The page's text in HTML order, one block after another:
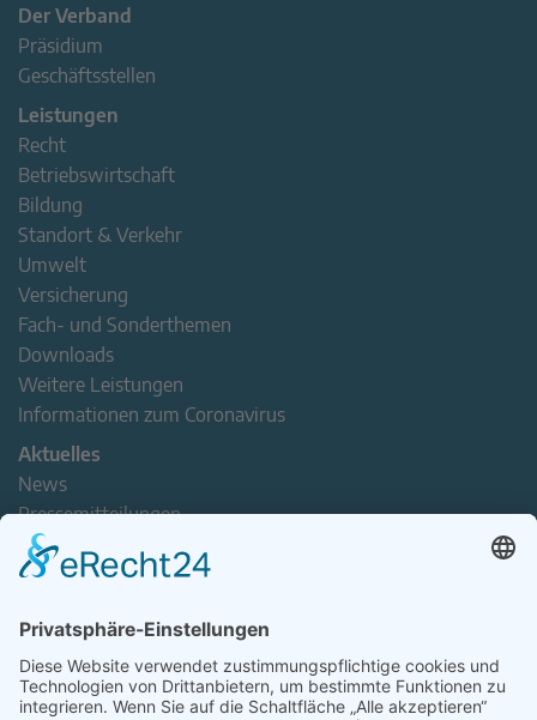
Der Verband
Präsidium
Geschäftsstellen
Leistungen
Recht
Betriebswirtschaft
Bildung
Standort & Verkehr
Umwelt
Versicherung
Fach- und Sonderthemen
Downloads
Weitere Leistungen
Informationen zum Coronavirus
Aktuelles
News
Pressemitteilungen
Newsletter
Handel(n) im Norden – Mitgliederjournal
Verband erleben
Der Tag des Norddeutschen Handels
Jetzt Mitarbeitende nominieren – Personal Award 2026